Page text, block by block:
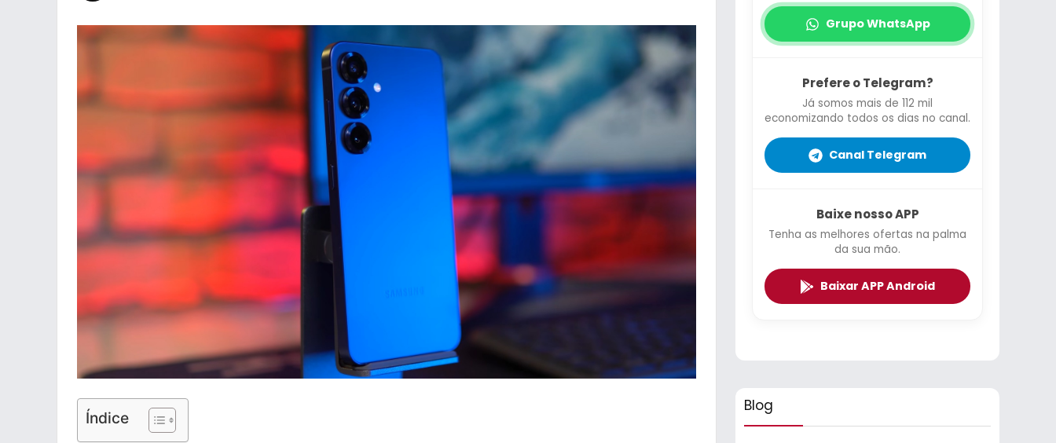
Índice
Grupo WhatsApp
Prefere o Telegram?
Já somos mais de 112 mil
economizando todos os dias no canal.
Canal Telegram
Baixe nosso APP
Tenha as melhores ofertas na palma
da sua mão.
Baixar APP Android
Blog